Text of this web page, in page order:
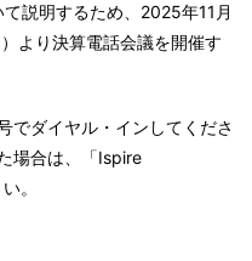
説明するため、2025年11月
より決算電話会議を開催す
でダイヤル・インしてくださ
場合は、「Ispire
。